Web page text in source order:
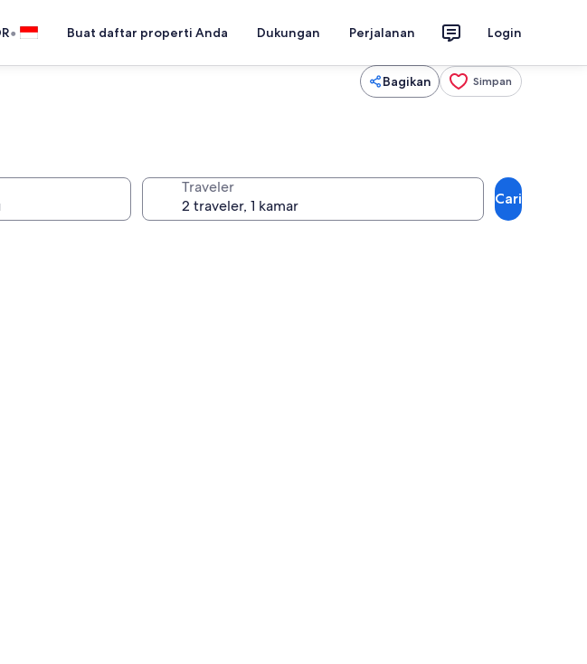
• Buat daftar properti Anda Dukungan Perjalanan Login
Bagikan Simpan
Traveler
Cari